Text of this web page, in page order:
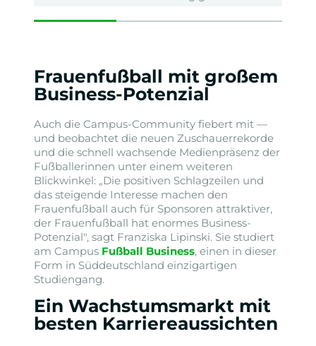
Frauenfußball mit großem
Business-Potenzial
Auch die Campus-Community fiebert mit —
und beobachtet die neuen Zuschauerrekorde
und die schnell wachsende Medienpräsenz der
Fußballerinnen unter einem weiteren
Blickwinkel: „Die positiven Schlagzeilen und
das steigende Interesse machen den
Frauenfußball auch für Sponsoren attraktiver,
der Frauenfußball hat enormes Business-
Potenzial", sagt Franziska Lipinski. Sie studiert
am Campus Fußball Business, einen in dieser
Form in Süddeutschland einzigartigen
Studiengang.
Ein Wachstumsmarkt mit
besten Karriereaussichten